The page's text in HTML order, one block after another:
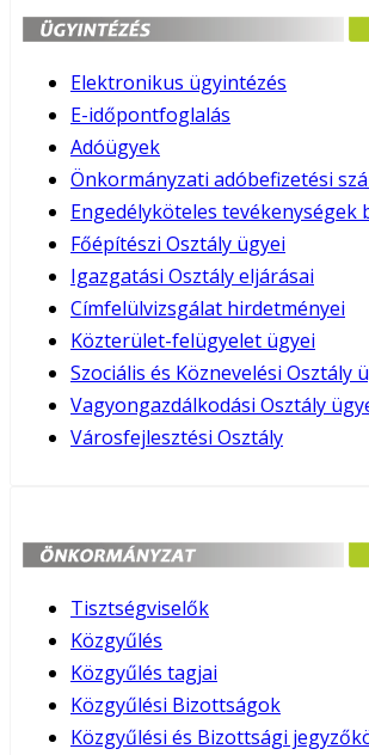
Elektronikus ügyintézés
E-időpontfoglalás
Adóügyek
Önkormányzati adóbefizetési
Engedélyköteles tevékenységek
Főépítészi Osztály ügyei
Igazgatási Osztály eljárásai
Címfelülvizsgálat hirdetményei
Közterület-felügyelet ügyei
Szociális és Köznevelési Osztály
Vagyongazdálkodási Osztály
Városfejlesztési Osztály
Tisztségviselők
Közgyűlés
Közgyűlés tagjai
Közgyűlési Bizottságok
Közgyűlési és Bizottsági